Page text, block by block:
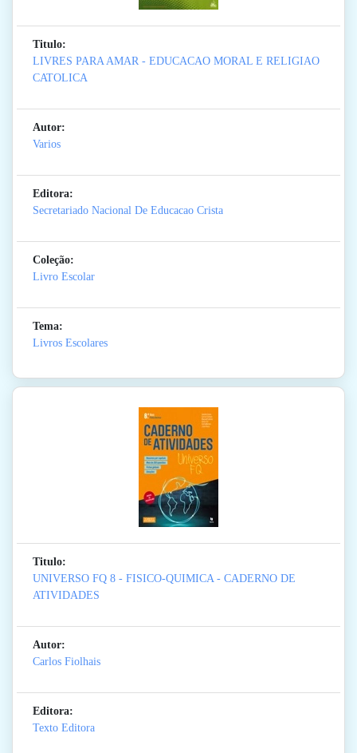
Titulo:
LIVRES PARA AMAR - EDUCACAO MORAL E RELIGIAO
CATOLICA
Autor:
Varios
Editora:
Secretariado Nacional De Educacao Crista
Coleção:
Livro Escolar
Tema:
Livros Escolares
Titulo:
UNIVERSO FQ 8 - FISICO-QUIMICA - CADERNO DE
ATIVIDADES
Autor:
Carlos Fiolhais
Editora:
Texto Editora